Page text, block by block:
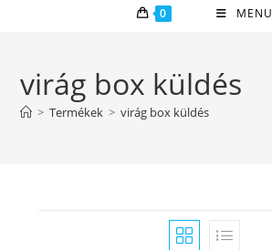
0 MENU
virág box küldés
> Termékek > virág box küldés